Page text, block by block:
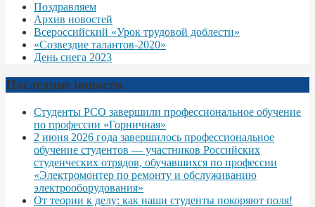
Поздравляем
Архив новостей
Всероссийский «Урок трудовой доблести»
«Созвездие талантов-2020»
День снега 2023
Последние новости
Студенты РСО завершили профессиональное обучение
по профессии «Горничная»
2 июня 2026 года завершилось профессиональное
обучение студентов — участников Российских
студенческих отрядов, обучавшихся по профессии
«Электромонтер по ремонту и обслуживанию
электрооборудования»
От теории к делу: как наши студенты покоряют поля!